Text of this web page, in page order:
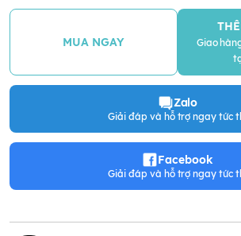
MUA NGAY
Giao
Zalo
Giải đáp và hỗ trợ ngay tức
Facebook
Giải đáp và hỗ trợ ngay tức